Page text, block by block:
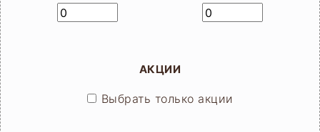
АКЦИИ
Выбрать только акции